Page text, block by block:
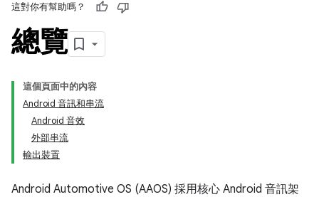
這對你有幫助嗎？
總覽
這個頁面中的內容
Android 音訊和串流
Android 音效
外部串流
輸出裝置
Android Automotive OS (AAOS) 採用核心 Android 音訊架